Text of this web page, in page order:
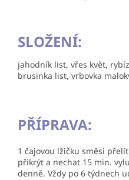
SLOŽENÍ:
jahodník list, vřes květ,
brusinka list, vrbovka
PŘÍPRAVA:
1 čajovou lžičku směsi
přikrýt a nechat 15 min.
denně. Vždy po 6 týdnech